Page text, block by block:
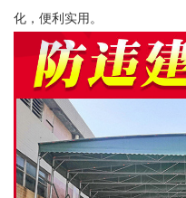
化，便利实用。